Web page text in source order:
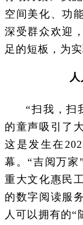
空间美化、功
深受群众欢迎
足的短板，为
“扫我，扫
的童声吸引了
这是发生在
幕。“吉阅万家
重大文化惠民
的数字阅读服
人可以拥有的“